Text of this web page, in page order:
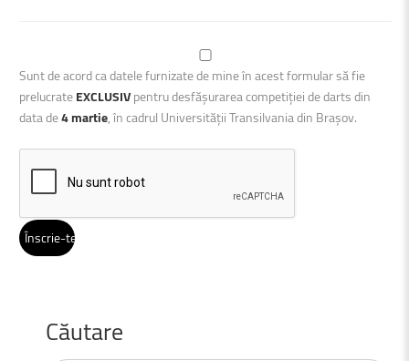
Sunt de acord ca datele furnizate de mine în acest formular să fie
prelucrateEXCLUSIVpentru desfășurarea competiției de darts din
data de4 martie, în cadrul Universității Transilvania din Brașov.
Căutare